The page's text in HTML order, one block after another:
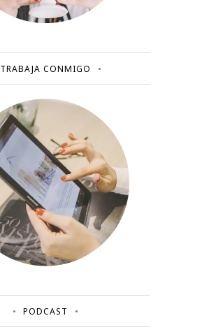
TRABAJA CONMIGO
PODCAST